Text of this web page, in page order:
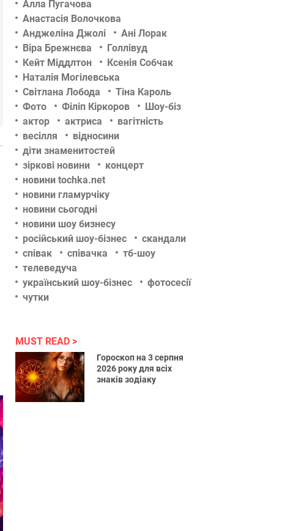
Алла Пугачова
Анастасія Волочкова
Анджеліна Джолі
Ані Лорак
Віра Брежнєва
Голлівуд
Кейт Міддлтон
Ксенія Собчак
Наталія Могілевська
Світлана Лобода
Тіна Кароль
Фото
Філіп Кіркоров
Шоу-біз
актор
актриса
вагітність
весілля
відносини
діти знаменитостей
зіркові новини
концерт
новини tochka.net
новини гламурчіку
новини сьогодні
новини шоу бизнесу
російський шоу-бізнес
скандали
співак
співачка
тб-шоу
телеведуча
український шоу-бізнес
фотосесії
чутки
MUST READ
Гороскоп на 3 серпня
2026 року для всіх
знаків зодіаку